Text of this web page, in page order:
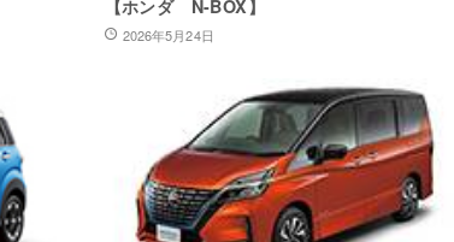
【ホンダ N-BOX】
2026年5月24日